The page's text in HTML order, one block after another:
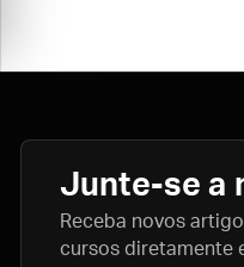
Junte-se a
Receba novos
cursos diretamente